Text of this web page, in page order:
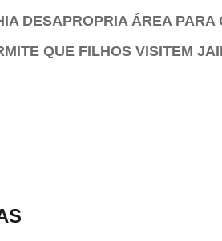
DESAPROPRIA ÁREA
QUE FILHOS VISITEM